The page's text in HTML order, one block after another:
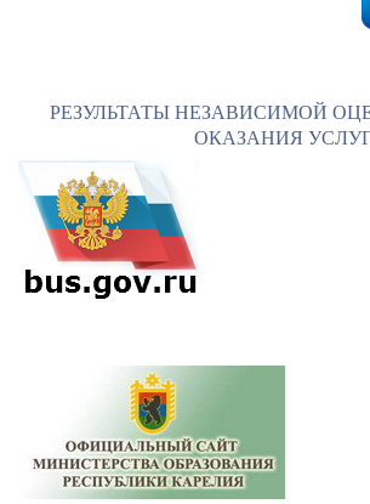
РЕЗУЛЬТАТЫ НЕЗАВИСИМОЙ
ОКАЗАНИЯ